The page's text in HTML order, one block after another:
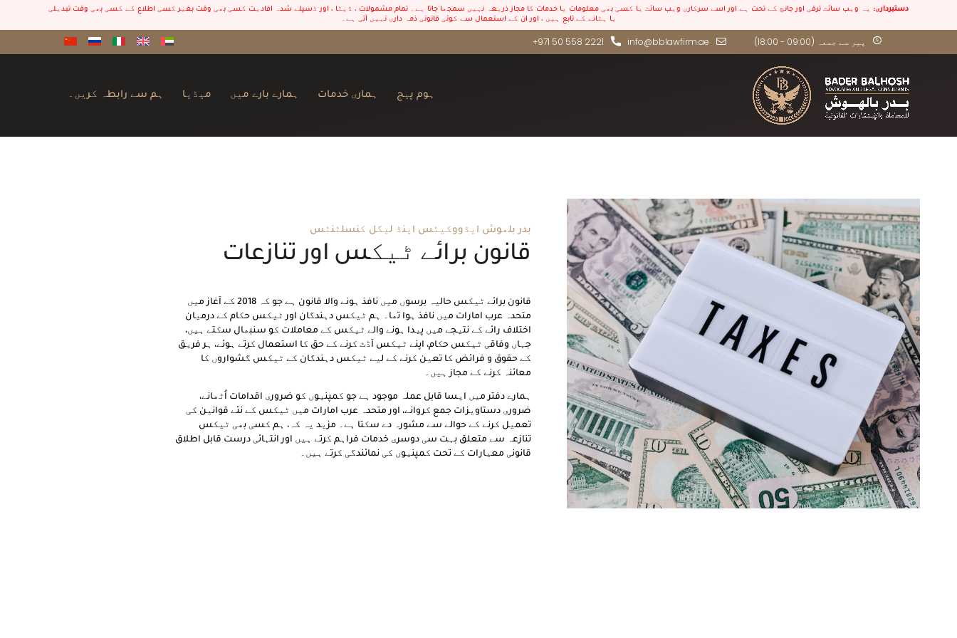
دستبرداری: یہ ویب سائٹ ترقی اور جانچ کے تحت ہے اور اسے سرکاری ویب سائٹ یا کسی بھی معلومات یا خدمات کا مجاز ذریعہ نہیں سمجھا جاتا ہے۔ تمام مشمولات ، ڈیٹا ، اور ڈسپلے شدہ افادیت کسی بھی وقت بغیر کسی اطلاع کے کسی بھی وقت تبدیلی
یا ہٹانے کے تابع ہیں ، اور ان کے استعمال سے کوئی قانونی ذمہ داری نہیں آتی ہے۔
پیر سے جمعہ (09:00 - 18:00) info@bblawfirm.ae
+971 50 558 2221
ہوم پیج ہماری خدمات ہمارے بارے میں میڈیا ہم سے رابطہ کریں۔
بدر بلھوش ایڈووکیٹس اینڈ لیگل کنسلٹنٹس
قانون برائے ٹیکس اور تنازعات
قانون برائے ٹیکس حالیہ برسوں میں نافذ ہونے والا قانون ہے جو کہ 2018 کے آغاز میں
متحدہ عرب امارات میں نافذ ہوا تھا۔ ہم ٹیکس دہندگان اور ٹیکس حکام کے درمیان
اختلاف رائے کے نتیجے میں پیدا ہونے والے ٹیکس کے معاملات کو سنبھال سکتے ہیں،
جہاں وفاقی ٹیکس حکام، اپنے ٹیکس آڈٹ کرنے کے حق کا استعمال کرتے ہوئے، ہر فریق
کے حقوق و فرائض کا تعین کرنے کے لیے ٹیکس دہندگان کے ٹیکس گشواروں کا
معائنہ کرنے کے مجاز ہیں۔
ہمارے دفتر میں ایسا قابل عملہ موجود ہے جو کمپنیوں کو ضروری اقدامات اُٹھانے،
ضروری دستاویزات جمع کروانے، اور متحدہ عرب امارات میں ٹیکس کے نئے قوانین کی
تعمیل کرنے کے حوالے سے مشورہ دے سکتا ہے۔ مزید یہ کہ، ہم کسی بھی ٹیکس
تنازعہ سے متعلق بہت سی دوسری خدمات فراہم کرتے ہیں اور انتہائی درست قابل اطلاق
قانونی معیارات کے تحت کمپنیوں کی نمائندگی کرتے ہیں۔